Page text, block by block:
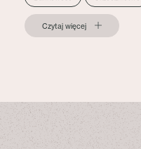
Czytaj więcej